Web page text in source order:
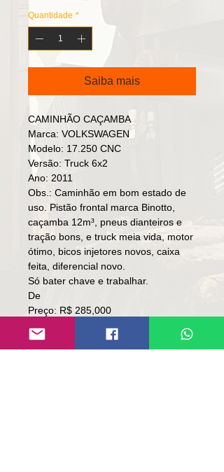
Quantidade *
Saiba mais
CAMINHÃO CAÇAMBA
Marca: VOLKSWAGEN
Modelo: 17.250 CNC
Versão: Truck 6x2
Ano: 2011
Obs.: Caminhão em bom estado de
uso. Pistão frontal marca Binotto,
caçamba 12m³, pneus dianteiros e
tração bons, e truck meia vida, motor
ótimo, bicos injetores novos, caixa
feita, diferencial novo.
Só bater chave e trabalhar.
De
Preço: R$ 285,000
Preço: R$ 265,000